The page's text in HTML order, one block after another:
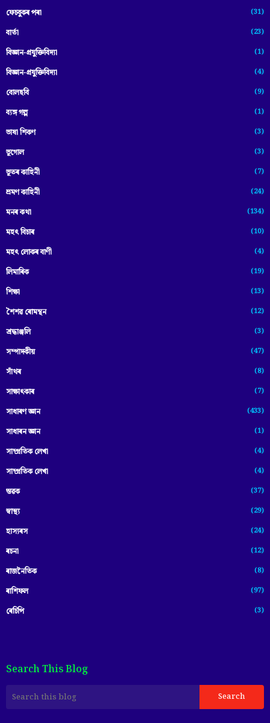
ফেচবুকৰ পৰা (31)
বাৰ্তা (23)
বিজ্ঞান-প্রযুক্তিবিদ্যা (1)
বিজ্ঞান-প্ৰযুক্তিবিদ্যা (4)
বোলছবি (9)
ব্যঙ্গ গল্প (1)
ভাষা শিকণ (3)
ভূগোল (3)
ভূতৰ কাহিনী (7)
ভ্ৰমণ কাহিনী (24)
মনৰ কথা (134)
মহৎ বিচাৰ (10)
মহৎ লোকৰ বাণী (4)
লিমাৰিক (19)
শিক্ষা (13)
শৈশৱ ৰোমন্থন (12)
শ্ৰদ্ধাঞ্জলি (3)
সম্পাদকীয় (47)
সাঁথৰ (8)
সাক্ষাৎকাৰ (7)
সাধাৰণ জ্ঞান (433)
সাধাৰন জ্ঞান (1)
সাম্প্রতিক লেখা (4)
সাম্প্ৰতিক লেখা (4)
স্তৱক (37)
স্বাস্থ্য (29)
হাস্যৰস (24)
ৰচনা (12)
ৰাজনৈতিক (8)
ৰাশিফল (97)
ৰেচিপি (3)
Search This Blog